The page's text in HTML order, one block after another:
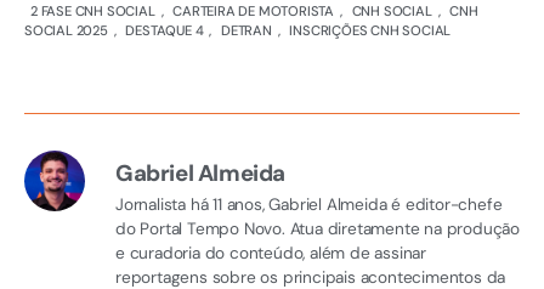
2 FASE CNH SOCIAL , CARTEIRA DE MOTORISTA , CNH SOCIAL , CNH
SOCIAL 2025 , DESTAQUE 4 , DETRAN , INSCRIÇÕES CNH SOCIAL
Gabriel Almeida
Jornalista há 11 anos, Gabriel Almeida é editor-chefe
do Portal Tempo Novo. Atua diretamente na produção
e curadoria do conteúdo, além de assinar
reportagens sobre os principais acontecimentos da